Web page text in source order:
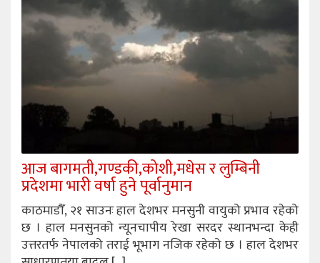
आज बागमती,गण्डकी,कोशी,मधेस र लुम्बिनी
प्रदेशमा भारी वर्षा हुने पूर्वानुमान
काठमाडौँ, २१ साउनः हाल देशभर मनसुनी वायुको प्रभाव रहेको
छ । हाल मनसुनको न्यूनचापीय रेखा सरदर स्थानभन्दा केही
उत्तरतर्फ नेपालको तराई भूभाग नजिक रहेको छ । हाल देशभर